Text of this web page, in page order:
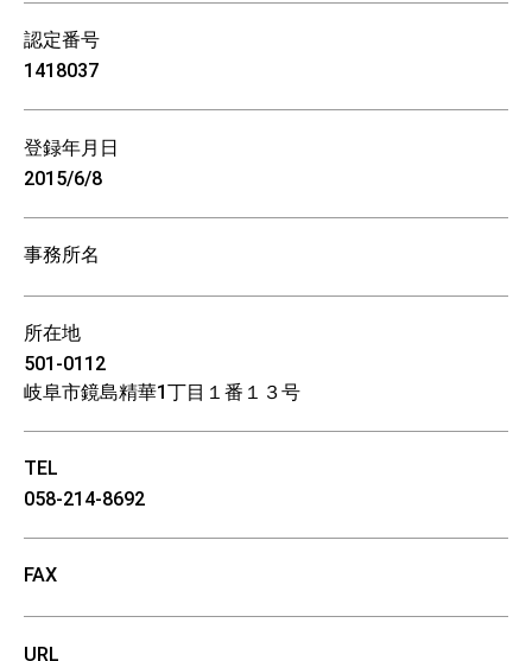
認定番号
1418037
登録年月日
2015/6/8
事務所名
所在地
501-0112
岐阜市鏡島精華1丁目１番１３号
TEL
058-214-8692
FAX
URL